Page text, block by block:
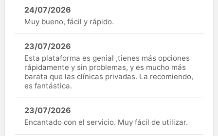
24/07/2026
Muy bueno, fácil y rápido.
23/07/2026
Esta plataforma es genial ,tienes más opciones
rápidamente y sin problemas, y es mucho más
barata que las clínicas privadas. La recomiendo,
es fantástica.
23/07/2026
Encantado con el servicio. Muy fácil de utilizar.